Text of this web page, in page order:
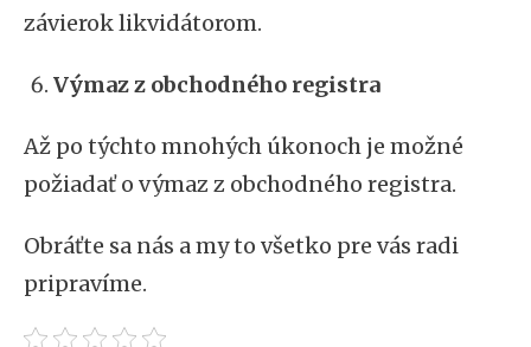
závierok likvidátorom.
Výmaz z obchodného registra
Až po týchto mnohých úkonoch je možné
požiadať o výmaz z obchodného registra.
Obráťte sa nás a my to všetko pre vás radi
pripravíme.